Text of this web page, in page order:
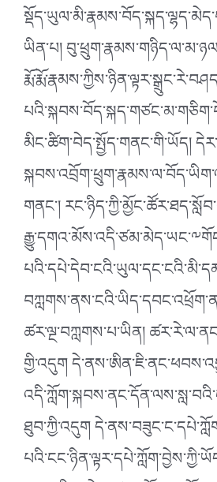
ཡིན་པ།
མིང་ཚིག་བེད་སྤྱོད་གནང་གི་ཡོད།
གནང་།
ཚར་ལྔ་བཀླགས་པ་ཡིན།
གྱི་འདུག
ཐུབ་ཀྱི་འདུག